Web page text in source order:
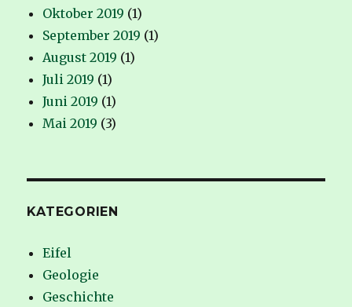
Oktober 2019 (1)
September 2019 (1)
August 2019 (1)
Juli 2019 (1)
Juni 2019 (1)
Mai 2019 (3)
KATEGORIEN
Eifel
Geologie
Geschichte